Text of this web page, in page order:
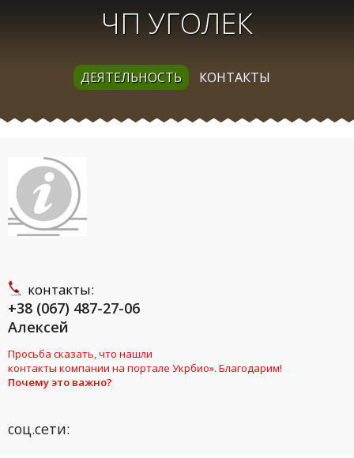
ЧП УГОЛЕК
ДЕЯТЕЛЬНОСТЬ КОНТАКТЫ
контакты:
+38 (067) 487-27-06
Алексей
Просьба сказать, что нашли
контакты компании на портале Укрбио». Благодарим!
Почему это важно?
соц.сети: